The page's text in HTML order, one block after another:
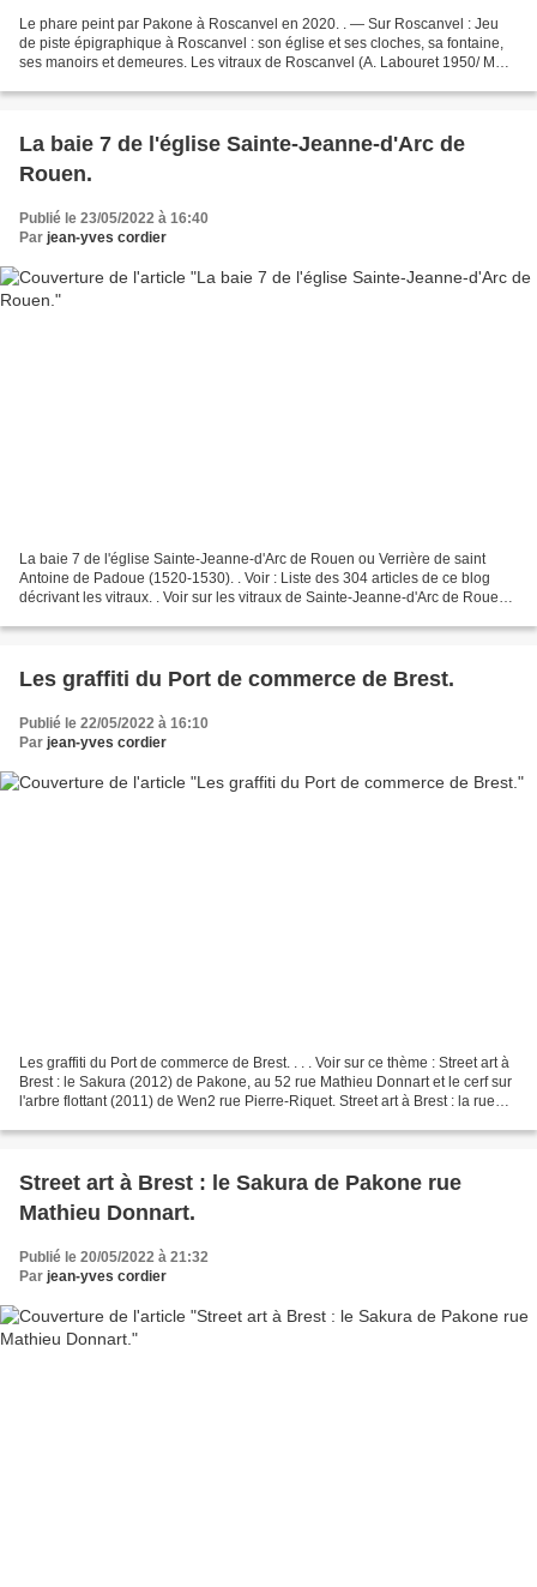
Le phare peint par Pakone à Roscanvel en 2020. . — Sur Roscanvel : Jeu
de piste épigraphique à Roscanvel : son église et ses cloches, sa fontaine,
ses manoirs et demeures. Les vitraux de Roscanvel (A. Labouret 1950/ MVR
La baie 7 de l'église Sainte-Jeanne-d'Arc de
Rouen.
Publié le 23/05/2022 à 16:40
Par jean-yves cordier
La baie 7 de l'église Sainte-Jeanne-d'Arc de Rouen ou Verrière de saint
Antoine de Padoue (1520-1530). . Voir : Liste des 304 articles de ce blog
décrivant les vitraux. . Voir sur les vitraux de Sainte-Jeanne-d'Arc de Rouen :
Les graffiti du Port de commerce de Brest.
Publié le 22/05/2022 à 16:10
Par jean-yves cordier
Les graffiti du Port de commerce de Brest. . . . Voir sur ce thème : Street art à
Brest : le Sakura (2012) de Pakone, au 52 rue Mathieu Donnart et le cerf sur
l'arbre flottant (2011) de Wen2 rue Pierre-Riquet. Street art à Brest : la rue
Street art à Brest : le Sakura de Pakone rue
Mathieu Donnart.
Publié le 20/05/2022 à 21:32
Par jean-yves cordier